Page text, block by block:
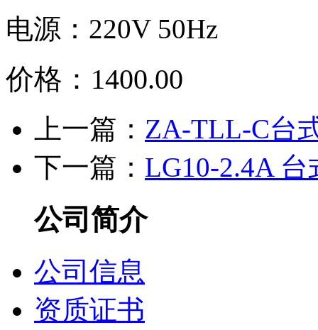
电源：220V 50Hz
价格：1400.00
上一篇： ZA-TLL-C台
下一篇： LG10-2.4A
公司简介
公司信息
资质证书